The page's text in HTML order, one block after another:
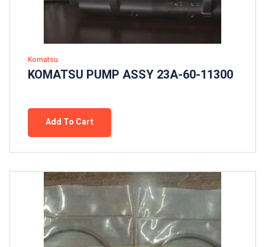
Komatsu
KOMATSU PUMP ASSY 23A-60-11300
Add To Cart